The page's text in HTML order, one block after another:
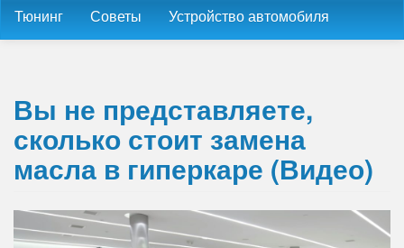
Тюнинг Советы Устройство автомобиля
Вы не представляете,
сколько стоит замена
масла в гиперкаре (Видео)